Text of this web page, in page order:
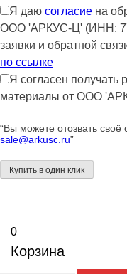
Я даю согласие на
ООО 'АРКУС-Ц' (ИНН:
заявки и обратной
по ссылке
Я согласен
материалы от ООО
“Вы можете отозвать своё
sale@arkusc.ru”
0
Корзина